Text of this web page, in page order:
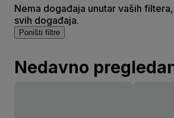
Nema događaja unutar vaših
svih događaja.
Poništi filtre
Nedavno